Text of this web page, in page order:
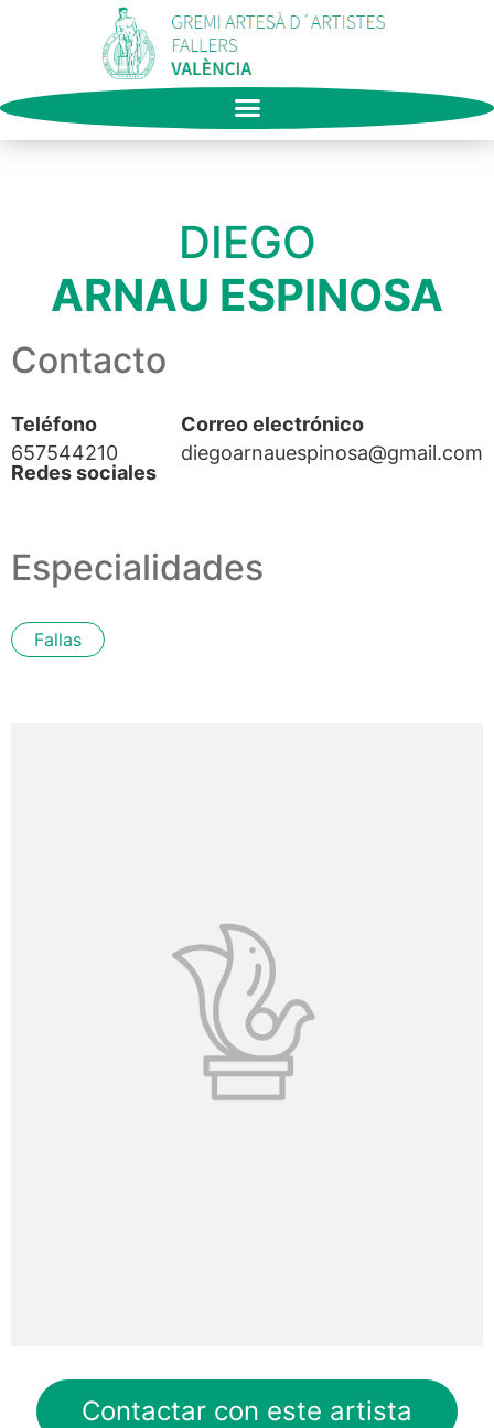
DIEGO
ARNAU ESPINOSA
Contacto
Teléfono
657544210
Correo electrónico
diegoarnauespinosa@gmail.com
Redes sociales
Especialidades
Fallas
Contactar con este artista